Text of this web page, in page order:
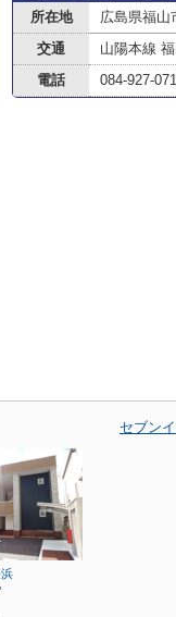
所在地
広島県福山
交通
山陽本線
電話
084-927-
セブン